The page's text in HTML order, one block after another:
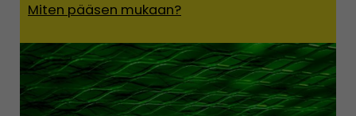
Miten pääsen mukaan?